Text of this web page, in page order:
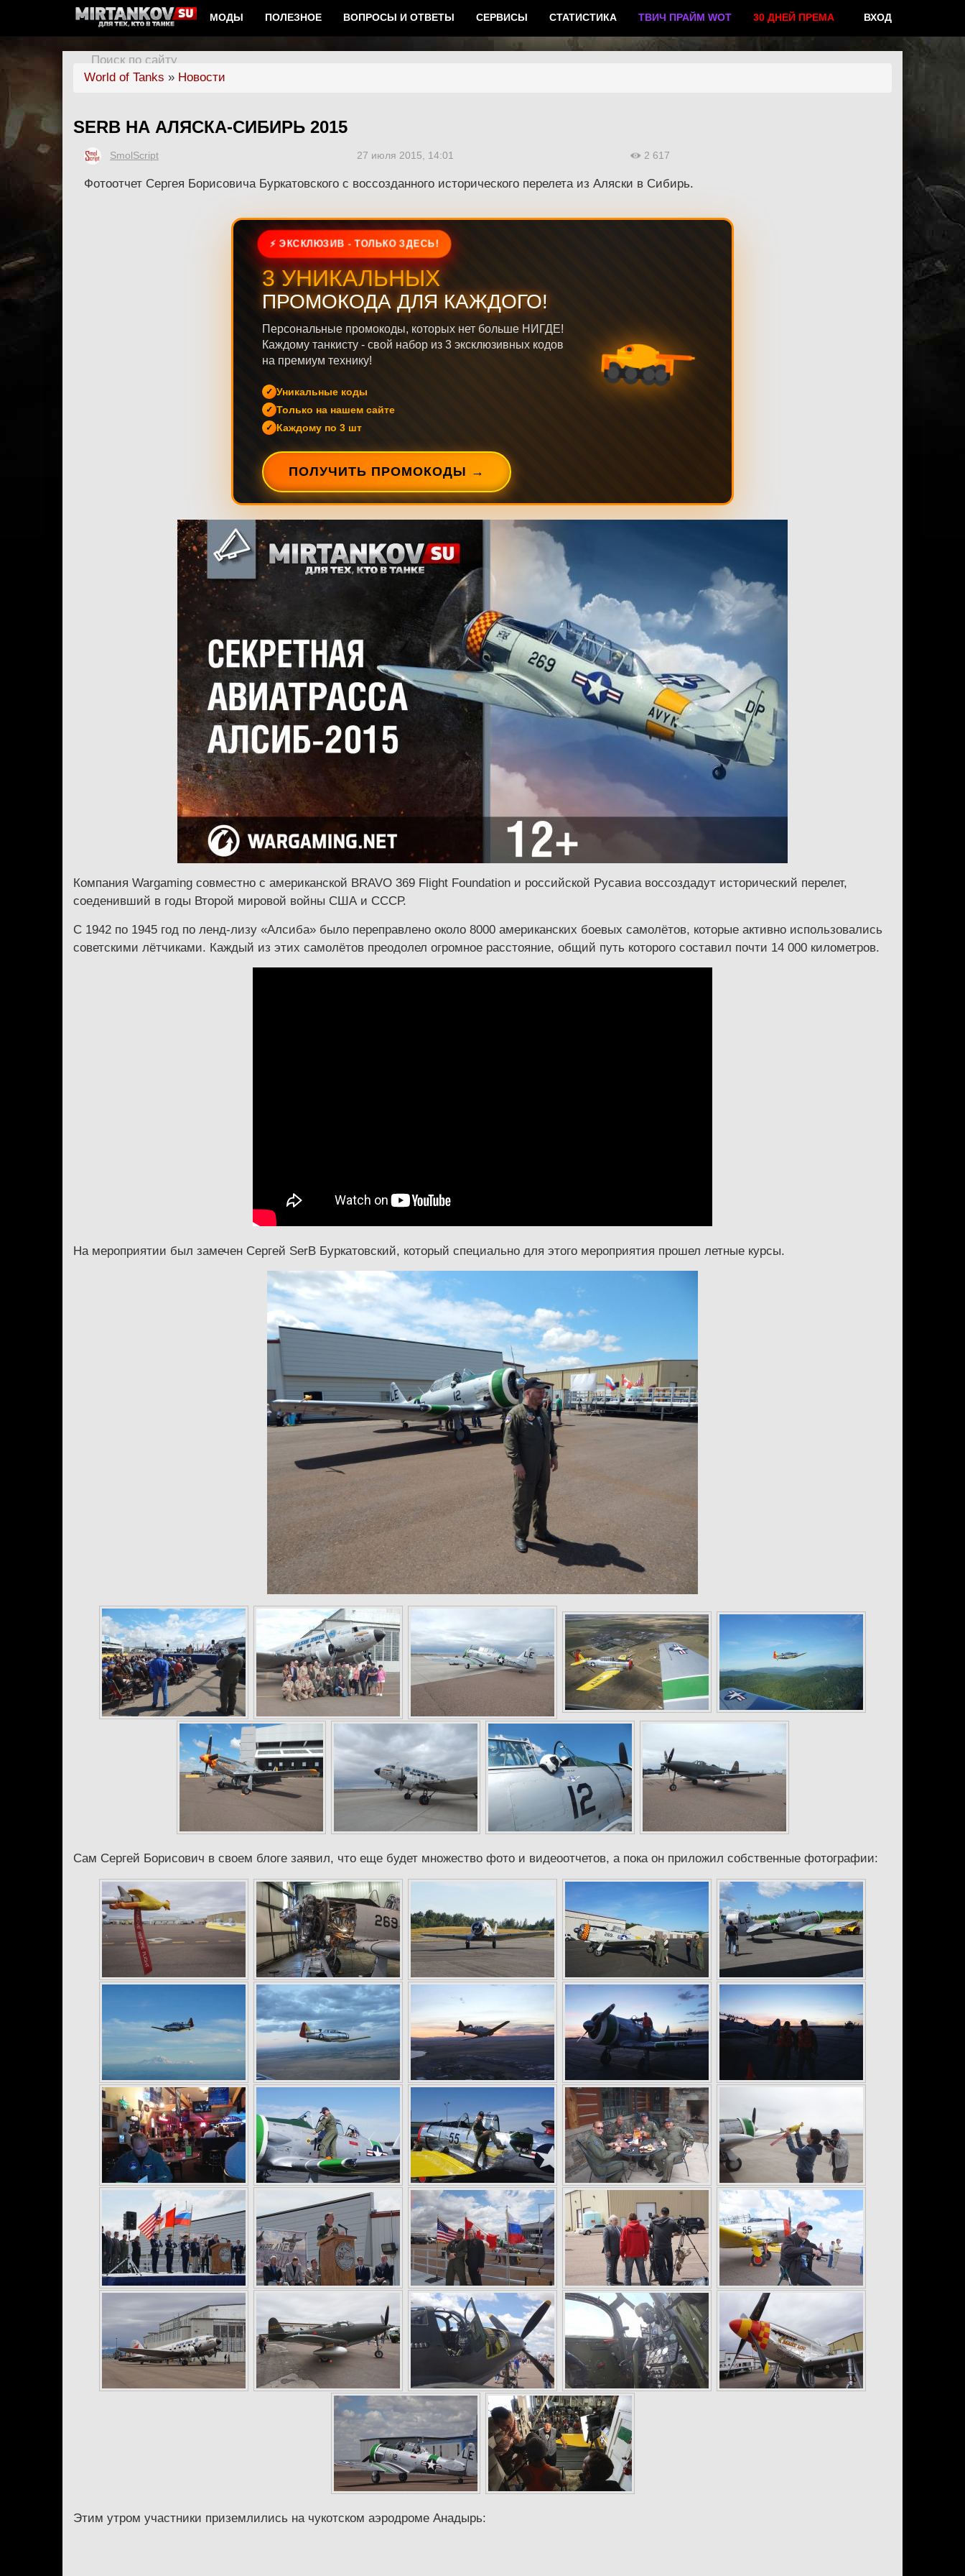
МОДЫ ПОЛЕЗНОЕ ВОПРОСЫ И ОТВЕТЫ СЕРВИСЫ СТАТИСТИКА ТВИЧ ПРАЙМ WOT 30 ДНЕЙ ПРЕМА ВХОД
Поиск по сайту
World of Tanks » Новости
SERB НА АЛЯСКА-СИБИРЬ 2015
SmolScript 27 июля 2015, 14:01 2 617
Фотоотчет Сергея Борисовича Буркатовского с воссозданного исторического перелета из Аляски в Сибирь.
⚡ ЭКСКЛЮЗИВ - ТОЛЬКО ЗДЕСЬ!
3 УНИКАЛЬНЫХ
ПРОМОКОДА ДЛЯ КАЖДОГО!
Персональные промокоды, которых нет больше НИГДЕ!
Каждому танкисту - свой набор из 3 эксклюзивных кодов
на премиум технику!
Уникальные коды
Только на нашем сайте
Каждому по 3 шт
ПОЛУЧИТЬ ПРОМОКОДЫ →
Компания Wargaming совместно с американской BRAVO 369 Flight Foundation и российской Русавиа воссоздадут исторический перелет,
соеденивший в годы Второй мировой войны США и СССР.
С 1942 по 1945 год по ленд-лизу «Алсиба» было переправлено около 8000 американских боевых самолётов, которые активно использовались
советскими лётчиками. Каждый из этих самолётов преодолел огромное расстояние, общий путь которого составил почти 14 000 километров.
На мероприятии был замечен Сергей SerB Буркатовский, который специально для этого мероприятия прошел летные курсы.
Сам Сергей Борисович в своем блоге заявил, что еще будет множество фото и видеоотчетов, а пока он приложил собственные фотографии:
Этим утром участники приземлились на чукотском аэродроме Анадырь: